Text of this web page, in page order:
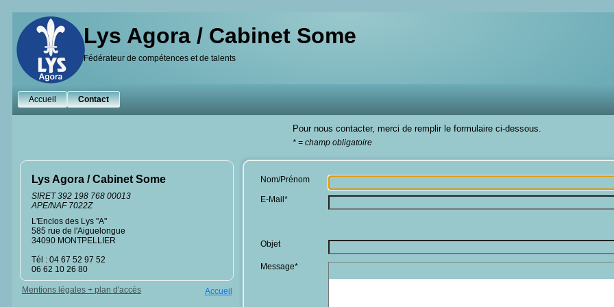
Lys Agora / Cabinet Some
Fédérateur de compétences et de talents
Accueil Contact
Pour nous contacter, merci de remplir le formulaire ci-dessous.
* = champ obligatoire
Lys Agora / Cabinet Some
SIRET 392 198 768 00013
APE/NAF 7022Z
L'Enclos des Lys "A"
585 rue de l'Aiguelongue
34090 MONTPELLIER
Tél : 04 67 52 97 52
06 62 10 26 80
Mentions légales + plan d'accès Accueil
Nom/Prénom
E-Mail*
Objet
Message*